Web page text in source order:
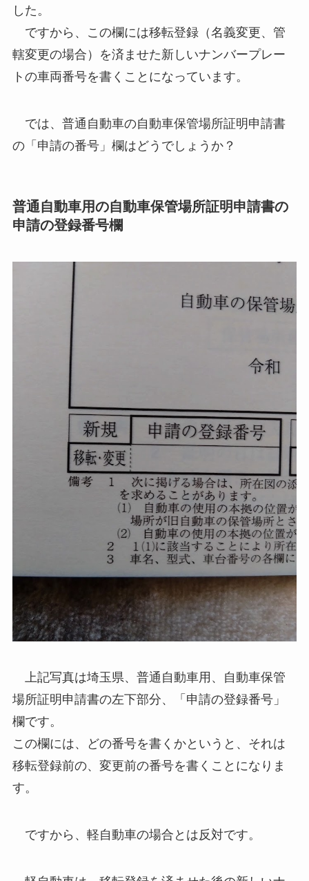
した。
ですから、この欄には移転登録（名義変更、管
轄変更の場合）を済ませた新しいナンバープレー
トの車両番号を書くことになっています。
では、普通自動車の自動車保管場所証明申請書
の「申請の番号」欄はどうでしょうか？
普通自動車用の自動車保管場所証明申請書の
申請の登録番号欄
上記写真は埼玉県、普通自動車用、自動車保管
場所証明申請書の左下部分、「申請の登録番号」
欄です。
この欄には、どの番号を書くかというと、それは
移転登録前の、変更前の番号を書くことになりま
す。
ですから、軽自動車の場合とは反対です。